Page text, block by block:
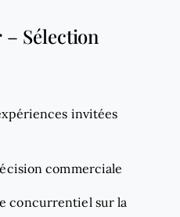
Sélection
invitées
commerciale
concurrentiel sur la